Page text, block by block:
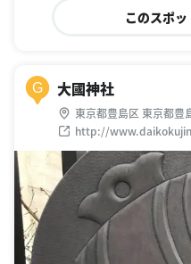
このスポ
G 大國神社
東京都豊島区 東京都豊
http://